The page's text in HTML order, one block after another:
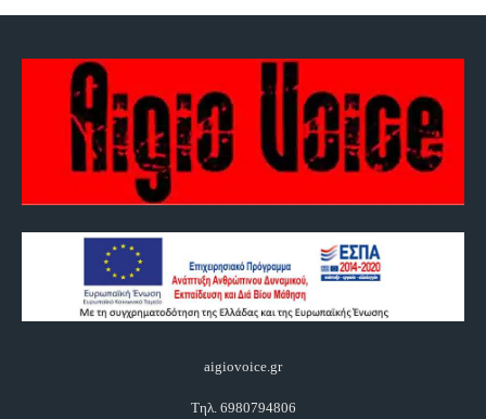
aigiovoice.gr
Τηλ. 6980794806